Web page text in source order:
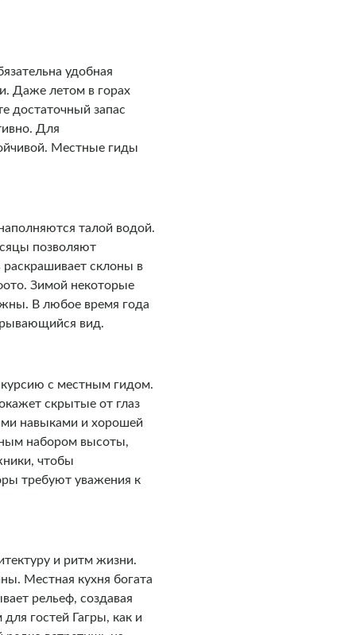
удобная
Даже летом в горах
достаточный запас
Для
Местные гиды
талой водой.
позволяют
склоны в
Зимой некоторые
В любое время года
вид.
с местным гидом.
скрытые от глаз
навыками и хорошей
набором высоты,
чтобы
требуют уважения к
и ритм жизни.
Местная кухня богата
рельеф, создавая
гостей Гагры, как и